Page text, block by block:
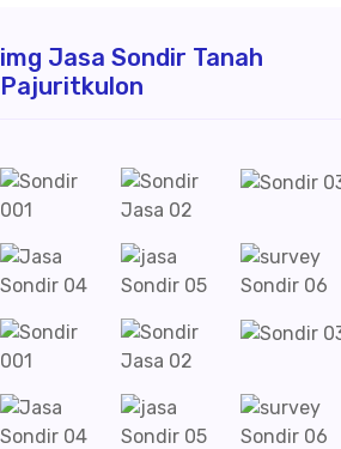
img Jasa Sondir Tanah
Pajuritkulon